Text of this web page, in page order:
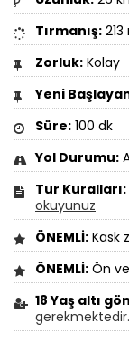
Tırmanış:
Zorluk: Kolay
Yeni
Süre: 100 dk
Yol Durumu:
Tur Kuralları:
okuyunuz
ÖNEMLİ: Kask
ÖNEMLİ: Ön
18 Yaş altı
gerekmektedir.